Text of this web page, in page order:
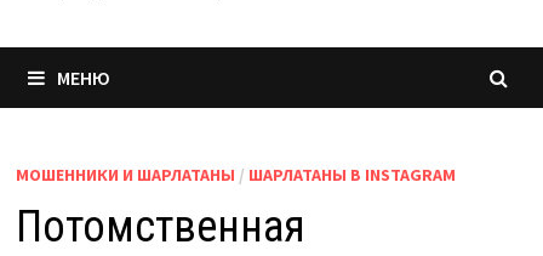
МЕНЮ
МОШЕННИКИ И ШАРЛАТАНЫ / ШАРЛАТАНЫ В INSTAGRAM
Потомственная